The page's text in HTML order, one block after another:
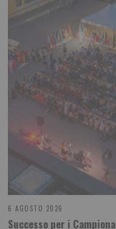
6 AGOSTO 2026
Successo per i